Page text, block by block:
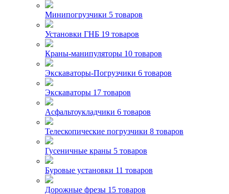
Минипогрузчики 5 товаров
Установки ГНБ 19 товаров
Краны-манипуляторы 10 товаров
Экскаваторы-Погрузчики 6 товаров
Экскаваторы 17 товаров
Асфальтоукладчики 6 товаров
Телескопические погрузчики 8 товаров
Гусеничные краны 5 товаров
Буровые установки 11 товаров
Дорожные фрезы 15 товаров